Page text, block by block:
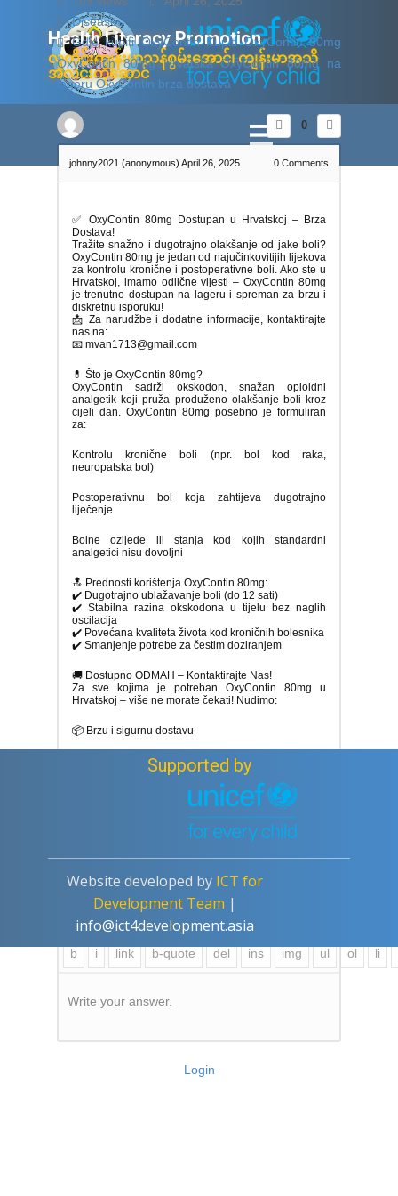
Health Litera​cy ​Promotion
လူတိုင်းကျန်းမာသန်စွမ်းအောင်၊ ကျန်းမာအသိ
အလင်းကိုဆောင်
Diseases
Gdje kupiti OxyContin Kupiti OxyContin 80mg
OxyContin 80mg Hrvatska OxyContin 80mg na
lageru OxyContin brza dostava
0
johnny2021 (anonymous) April 26, 2025 0 Comments
✅ OxyContin 80mg Dostupan u Hrvatskoj – Brza
Dostava!
Tražite snažno i dugotrajno olakšanje od jake boli?
OxyContin 80mg je jedan od najučinkovitijih lijekova
za kontrolu kronične i postoperativne boli. Ako ste u
Hrvatskoj, imamo odlične vijesti – OxyContin 80mg
je trenutno dostupan na lageru i spreman za brzu i
diskretnu isporuku!
📩 Za narudžbe i dodatne informacije, kontaktirajte
nas na:
📧 mvan1713@gmail.com
💊 Što je OxyContin 80mg?
OxyContin sadrži okskodon, snažan opioidni
analgetik koji pruža produženo olakšanje boli kroz
cijeli dan. OxyContin 80mg posebno je formuliran
za:
Kontrolu kronične boli (npr. bol kod raka,
neuropatska bol)
Postoperativnu bol koja zahtijeva dugotrajno
liječenje
Bolne ozljede ili stanja kod kojih standardni
analgetici nisu dovoljni
🔝 Prednosti korištenja OxyContin 80mg:
✔️ Dugotrajno ublažavanje boli (do 12 sati)
✔️ Stabilna razina okskodona u tijelu bez naglih
oscilacija
✔️ Povećana kvaliteta života kod kroničnih bolesnika
✔️ Smanjenje potrebe za čestim doziranjem
🚚 Dostupno ODMAH – Kontaktirajte Nas!
Za sve kojima je potreban OxyContin 80mg u
Hrvatskoj – više ne morate čekati! Nudimo:
📦 Brzu i sigurnu dostavu
🔒 Diskretnu uslugu i potpunu zaštitu privatnosti
✅ Pouzdanost i provjerenu kvalitetu
📩 Za narudžbe i dodatne informacije, kontaktirajte
Write your answer.
Login
Supported by
Website developed by ICT for
Development Team |
info@ict4development.asia